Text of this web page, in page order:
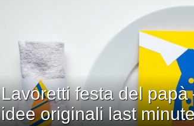
Lavoretti festa del papà
idee originali last